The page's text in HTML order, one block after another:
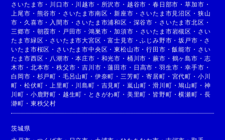
さいたま市 ・ 川口市 ・ 川越市 ・ 所沢市 ・ 越谷市 ・春日部市 ・草加市 ・
上尾市 ・ 熊谷市 ・ さいたま市南区 ・新座市 ・ さいたま市見沼区 ・ 狭山
市 ・ 久喜市 ・ 入間市 ・ さいたま市浦和区 ・ 深谷市 ・ さいたま市北区 ・
三郷市 ・ 朝霞市 ・ 戸田市 ・鴻巣市 ・加須市 ・ さいたま市岩槻区 ・ さい
たま市緑区 ・ さいたま市大宮区 ・富士見市 ・ふじみ野市 ・坂戸市 ・ さ
いたま市桜区 ・ さいたま市中央区 ・東松山市 ・行田市 ・飯能市 ・ さい
たま市西区 ・ 八潮市 ・本庄市 ・ 和光市 ・ 桶川市 ・蕨市 ・ 鶴ヶ島市 ・ 志
木市 ・ 北本市 ・秩父市 ・吉川市 ・蓮田市 ・ 日高市 ・ 羽生市 ・幸手市 ・
白岡市 ・ 杉戸町 ・ 毛呂山町 ・ 伊奈町 ・ 三芳町 ・寄居町 ・ 宮代町 ・ 小川
町 ・松伏町 ・ 上里町 ・ 川島町 ・ 吉見町 ・ 嵐山町 ・滑川町 ・鳩山町 ・ 神
川町 ・ 小鹿野町 ・ 越生町 ・ ときがわ町 ・ 美里町 ・ 皆野町 ・横瀬町 ・ 長
瀞町 ・ 東秩父村
茨城県